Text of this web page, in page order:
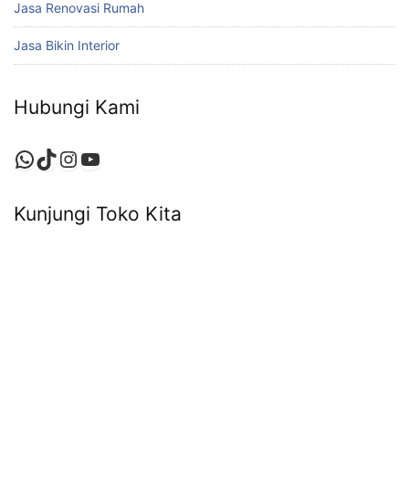
Jasa Renovasi Rumah
Jasa Bikin Interior
Hubungi Kami
WhatsApp
TikTok
Instagram
YouTube
Kunjungi Toko Kita